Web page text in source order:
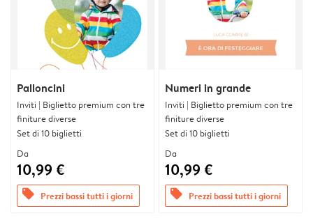
Palloncini
Inviti | Biglietto premium con tre
finiture diverse
Set di 10 biglietti
Da
10,99 €
offers Prezzi bassi tutti i giorni
Numeri in grande
Inviti | Biglietto premium con tre
finiture diverse
Set di 10 biglietti
Da
10,99 €
offers Prezzi bassi tutti i giorni